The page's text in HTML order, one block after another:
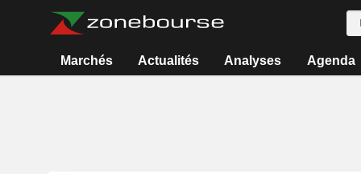
Marchés Actualités Analyses Agenda